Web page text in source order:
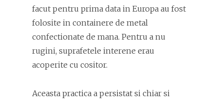
facut pentru prima data in Europa au fost
folosite in containere de metal
confectionate de mana. Pentru a nu
rugini, suprafetele interene erau
acoperite cu cositor.
Aceasta practica a persistat si chiar si